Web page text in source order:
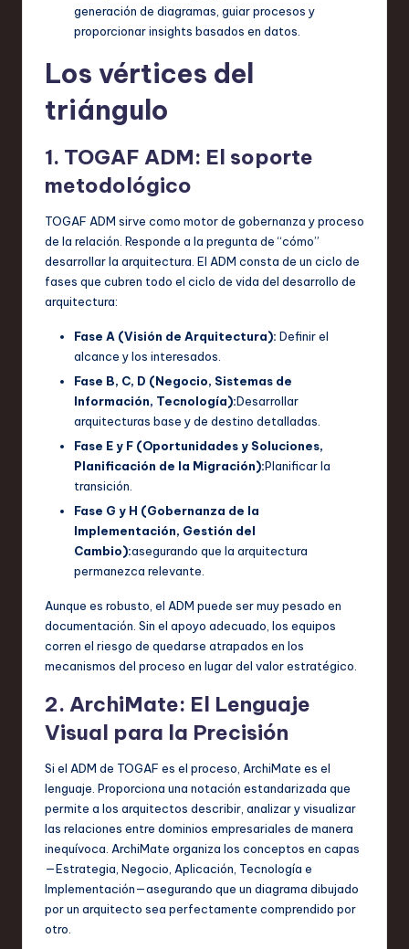
generación de diagramas, guiar procesos y
proporcionar insights basados en datos.
Los vértices del
triángulo
1. TOGAF ADM: El soporte
metodológico
TOGAF ADM sirve como motor de gobernanza y proceso
de la relación. Responde a la pregunta de “cómo”
desarrollar la arquitectura. El ADM consta de un ciclo de
fases que cubren todo el ciclo de vida del desarrollo de
arquitectura:
Fase A (Visión de Arquitectura): Definir el
alcance y los interesados.
Fase B, C, D (Negocio, Sistemas de
Información, Tecnología):Desarrollar
arquitecturas base y de destino detalladas.
Fase E y F (Oportunidades y Soluciones,
Planificación de la Migración):Planificar la
transición.
Fase G y H (Gobernanza de la
Implementación, Gestión del
Cambio):asegurando que la arquitectura
permanezca relevante.
Aunque es robusto, el ADM puede ser muy pesado en
documentación. Sin el apoyo adecuado, los equipos
corren el riesgo de quedarse atrapados en los
mecanismos del proceso en lugar del valor estratégico.
2. ArchiMate: El Lenguaje
Visual para la Precisión
Si el ADM de TOGAF es el proceso, ArchiMate es el
lenguaje. Proporciona una notación estandarizada que
permite a los arquitectos describir, analizar y visualizar
las relaciones entre dominios empresariales de manera
inequívoca. ArchiMate organiza los conceptos en capas
—Estrategia, Negocio, Aplicación, Tecnología e
Implementación—asegurando que un diagrama dibujado
por un arquitecto sea perfectamente comprendido por
otro.